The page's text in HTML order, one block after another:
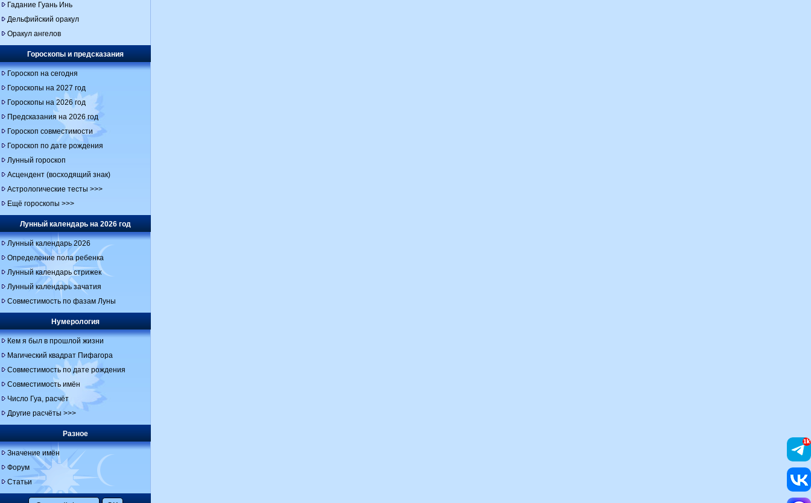
Гадание Гуань Инь
Дельфийский оракул
Оракул ангелов
Гороскопы и предсказания
Гороскоп на сегодня
Гороскопы на 2027 год
Гороскопы на 2026 год
Предсказания на 2026 год
Гороскоп совместимости
Гороскоп по дате рождения
Лунный гороскоп
Асцендент (восходящий знак)
Астрологические тесты >>>
Ещё гороскопы >>>
Лунный календарь на 2026 год
Лунный календарь 2026
Определение пола ребенка
Лунный календарь стрижек
Лунный календарь зачатия
Совместимость по фазам Луны
Нумерология
Кем я был в прошлой жизни
Магический квадрат Пифагора
Совместимость по дате рождения
Совместимость имён
Число Гуа, расчёт
Другие расчёты >>>
Разное
Значение имён
Форум
Статьи